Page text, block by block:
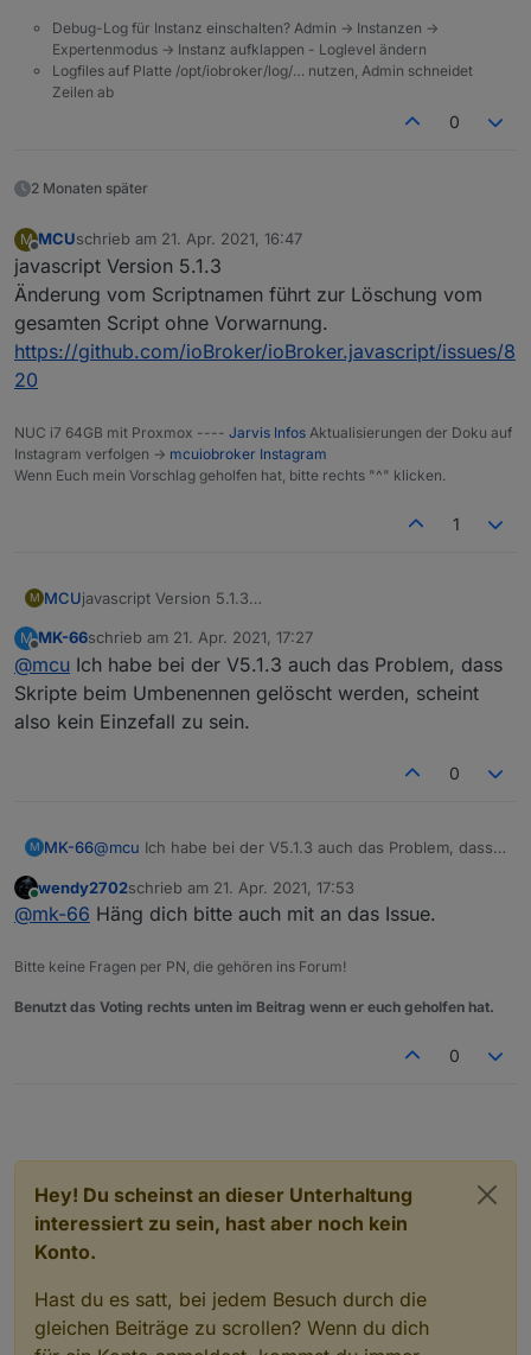
    } else {
    }
Debug-Log für Instanz einschalten? Admin -> Instanzen ->
Expertenmodus -> Instanz aufklappen - Loglevel ändern
Logfiles auf Platte /opt/iobroker/log/… nutzen, Admin schneidet
Zeilen ab
0
2 Monaten später
M
Offline
MCUschrieb am 21. Apr. 2021, 16:47
zuletzt editiert von
javascript Version 5.1.3
Änderung vom Scriptnamen führt zur Löschung vom
gesamten Script ohne Vorwarnung.
https://github.com/ioBroker/ioBroker.javascript/issues/8
20
NUC i7 64GB mit Proxmox ---- Jarvis Infos Aktualisierungen der Doku auf
Instagram verfolgen -> mcuiobroker Instagram
Wenn Euch mein Vorschlag geholfen hat, bitte rechts "^" klicken.
1
M MCUjavascript Version 5.1.3
gesamten Script ohne Vorwarnung.
https://github.com/ioBroker/ioBroker.javascript/issues/82
0
M
Offline
MK-66schrieb am 21. Apr. 2021, 17:27
zuletzt editiert von
@mcu Ich habe bei der V5.1.3 auch das Problem, dass
Skripte beim Umbenennen gelöscht werden, scheint
also kein Einzefall zu sein.
0
M MK-66@mcu Ich habe bei der V5.1.3 auch das Problem, dass
also kein Einzefall zu sein.
Online
wendy2702schrieb am 21. Apr. 2021, 17:53
zuletzt editiert von
@mk-66 Häng dich bitte auch mit an das Issue.
Bitte keine Fragen per PN, die gehören ins Forum!
Benutzt das Voting rechts unten im Beitrag wenn er euch geholfen hat.
0
Hey! Du scheinst an dieser Unterhaltung
interessiert zu sein, hast aber noch kein
Konto.
Hast du es satt, bei jedem Besuch durch die
gleichen Beiträge zu scrollen? Wenn du dich